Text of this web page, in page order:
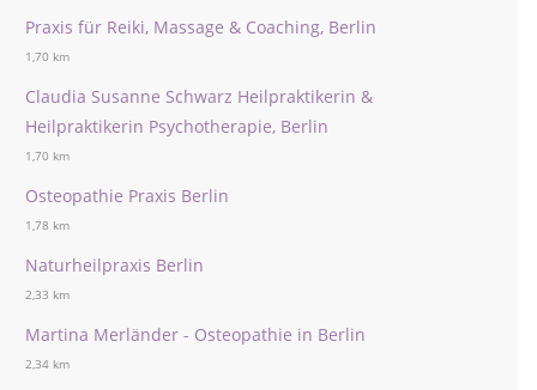
Praxis für Reiki, Massage & Coaching, Berlin
1,70 km
Claudia Susanne Schwarz Heilpraktikerin &
Heilpraktikerin Psychotherapie, Berlin
1,70 km
Osteopathie Praxis Berlin
1,78 km
Naturheilpraxis Berlin
2,33 km
Martina Merländer - Osteopathie in Berlin
2,34 km